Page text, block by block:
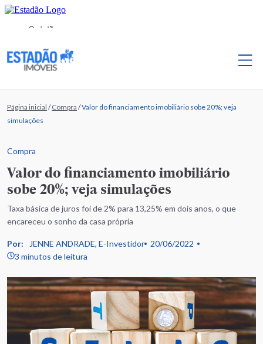
Página inicial /Compra /Valor do financiamento imobiliário sobe 20%; veja
simulações
Compra
Valor do financiamento imobiliário
sobe 20%; veja simulações
Taxa básica de juros foi de 2% para 13,25% em dois anos, o que
encareceu o sonho da casa própria
Por: JENNE ANDRADE, E-Investidor
20/06/2022
3 minutos de leitura